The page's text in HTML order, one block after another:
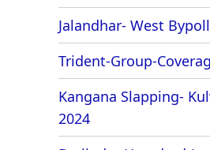
Jalandhar- West
Trident-Group-
Kangana Slapping-
2024